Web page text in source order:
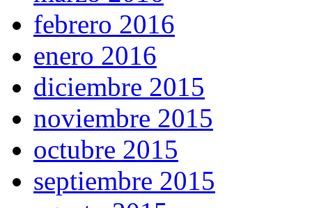
febrero 2016
enero 2016
diciembre 2015
noviembre 2015
octubre 2015
septiembre 2015